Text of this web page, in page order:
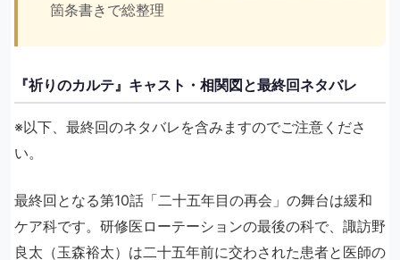
箇条書きで総整理
『祈りのカルテ』キャスト・相関図と最終回ネタバレ
※以下、最終回のネタバレを含みますのでご注意くださ
い。
最終回となる第10話「二十五年目の再会」の舞台は緩和
ケア科です。研修医ローテーションの最後の科で、諏訪野
良太（玉森裕太）は二十五年前に交わされた患者と医師の